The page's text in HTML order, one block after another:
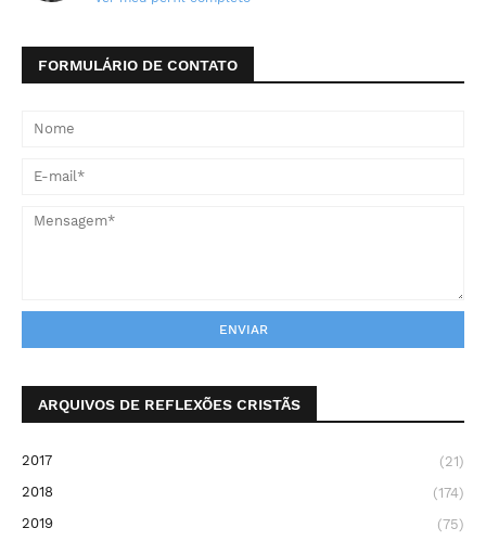
FORMULÁRIO DE CONTATO
ARQUIVOS DE REFLEXÕES CRISTÃS
2017
(21)
2018
(174)
2019
(75)